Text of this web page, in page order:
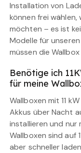
Installation von
können frei wählen,
möchten – es ist
Modelle für
müssen die
Benötige ich
für meine
Wallboxen mit 11
Akkus über Nacht
installieren und nur
Wallboxen sind auf
aber schneller